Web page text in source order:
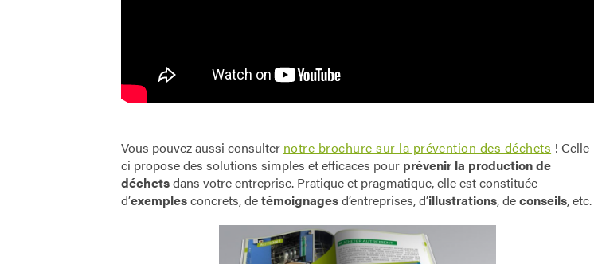
Vous pouvez aussi consulter notre brochure sur la prévention des déchets ! Celle-
ci propose des solutions simples et efficaces pour prévenir la production de
déchetsdans votre entreprise. Pratique et pragmatique, elle est constituée
d’exemplesconcrets, detémoignagesd’entreprises, d’illustrations, deconseils, etc.